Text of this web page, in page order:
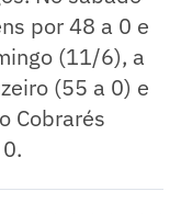
por 48 a 0 e
(11/6), a
(55 a 0) e
Cobrarés